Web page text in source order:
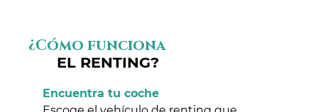
¿Cómo funciona
EL RENTING?
Encuentra tu coche